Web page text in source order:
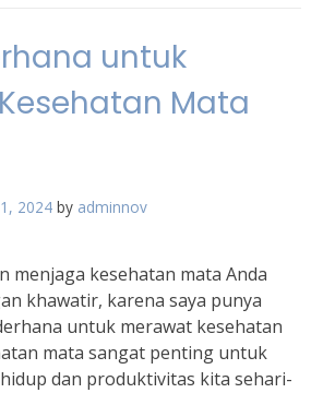
untuk
Mata
2024 by adminnov
menjaga kesehatan mata Anda
khawatir, karena saya punya
untuk merawat kesehatan
mata sangat penting untuk
dan produktivitas kita sehari-